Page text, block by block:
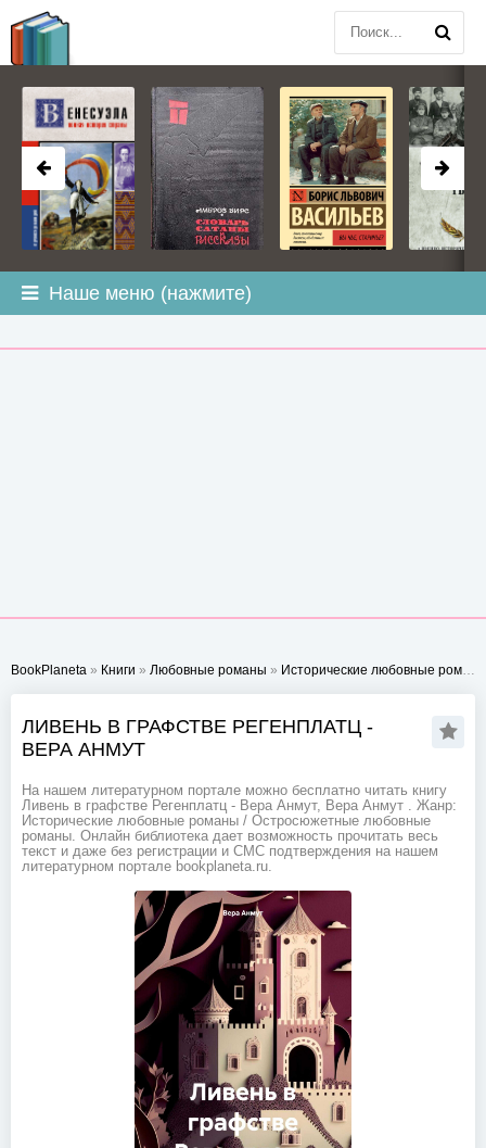
Наше меню (нажмите)
BookPlaneta » Книги » Любовные романы » Исторические любовные романы
ЛИВЕНЬ В ГРАФСТВЕ РЕГЕНПЛАТЦ -
ВЕРА АНМУТ
На нашем литературном портале можно бесплатно читать книгу
Ливень в графстве Регенплатц - Вера Анмут, Вера Анмут . Жанр:
Исторические любовные романы / Остросюжетные любовные
романы. Онлайн библиотека дает возможность прочитать весь
текст и даже без регистрации и СМС подтверждения на нашем
литературном портале bookplaneta.ru.
BOOKPLANETA.COM